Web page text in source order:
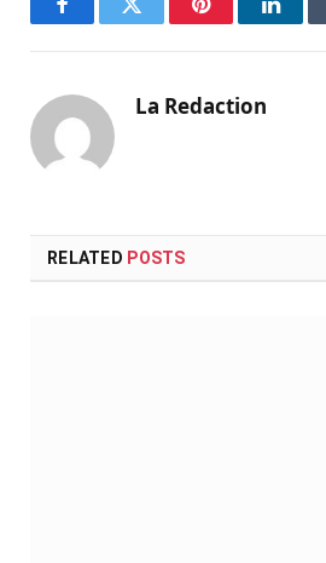
FacebookTwitter Pinterest
La Redaction
RELATED POSTS